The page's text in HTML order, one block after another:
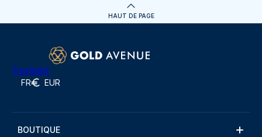
HAUT DE PAGE
Trustpilot
FR EUR
BOUTIQUE